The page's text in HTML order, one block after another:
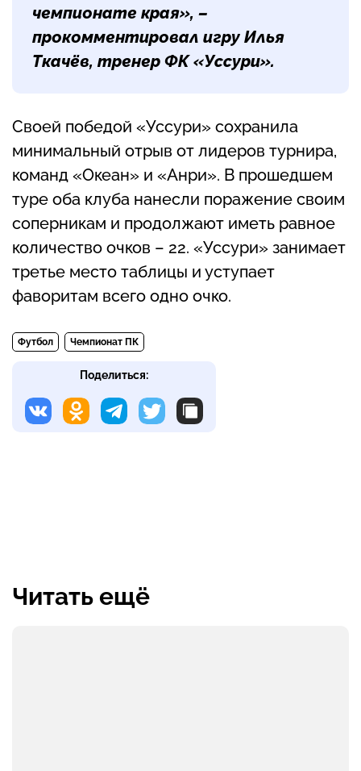
чемпионате края», –
прокомментировал игру Илья
Ткачёв, тренер ФК «Уссури».
Своей победой «Уссури» сохранила
минимальный отрыв от лидеров турнира,
команд «Океан» и «Анри». В прошедшем
туре оба клуба нанесли поражение своим
соперникам и продолжают иметь равное
количество очков – 22. «Уссури» занимает
третье место таблицы и уступает
фаворитам всего одно очко.
Футбол Чемпионат ПК
Поделиться:
Читать ещё